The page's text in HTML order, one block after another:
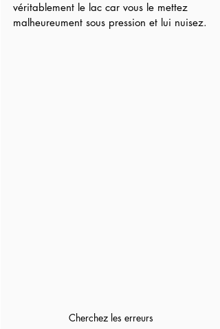
véritablement le lac car vous le mettez
malheureument sous pression et lui nuisez.
Cherchez les erreurs